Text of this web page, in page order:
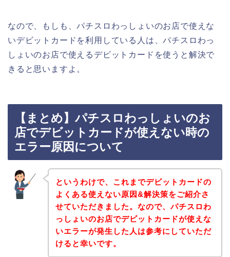
なので、もしも、パチスロわっしょいのお店で使えな
いデビットカードを利用している人は、パチスロわっ
しょいのお店で使えるデビットカードを使うと解決で
きると思いますよ。
【まとめ】パチスロわっしょいのお
店でデビットカードが使えない時の
エラー原因について
というわけで、これまでデビットカードの
よくある使えない原因&解決策をご紹介さ
せていただきました。なので、パチスロわ
っしょいのお店でデビットカードが使えな
いエラーが発生した人は参考にしていただ
けると幸いです。